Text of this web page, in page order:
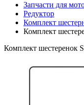
Запчасти для
Редуктор
Комплект
Комплект
Комплект шестеренок